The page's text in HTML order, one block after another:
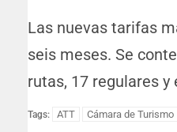
Las nuevas tarifas
seis meses. Se
rutas, 17 regulares y
Tags: ATT Cámara de Turismo